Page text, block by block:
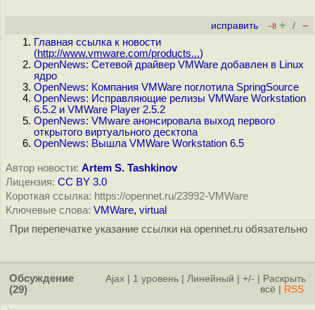
исправить –8 + / –
Главная ссылка к новости
(http://www.vmware.com/products...)
OpenNews: Сетевой драйвер VMWare добавлен в Linux
ядро
OpenNews: Компания VMWare поглотила SpringSource
OpenNews: Исправляющие релизы VMWare Workstation
6.5.2 и VMWare Player 2.5.2
OpenNews: VMware анонсировала выход первого
открытого виртуального десктопа
OpenNews: Вышла VMWare Workstation 6.5
Автор новости: Artem S. Tashkinov
Лицензия: CC BY 3.0
Короткая ссылка: https://opennet.ru/23992-VMWare
Ключевые слова: VMWare, virtual
При перепечатке указание ссылки на opennet.ru обязательно
Обсуждение
(29)
Ajax 1 уровень Линейный +/-
Раскрыть
всё
RSS